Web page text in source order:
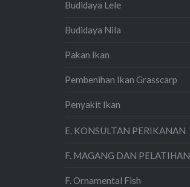
Budidaya Lele
Budidaya Nila
Pakan Ikan
Pembenihan Ikan Grasscarp
Penyakit Ikan
E. KONSULTAN PERIKANAN
F. MAGANG DAN PELATIHAN
F. Ornamental Fish